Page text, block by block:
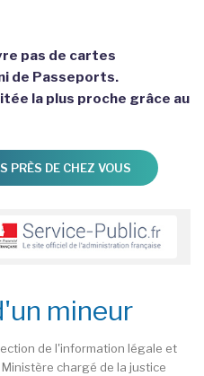
pas de cartes
de Passeports.
la plus proche grâce au
PRÈS DE CHEZ VOUS
mineur
de l'information légale et
chargé de la justice